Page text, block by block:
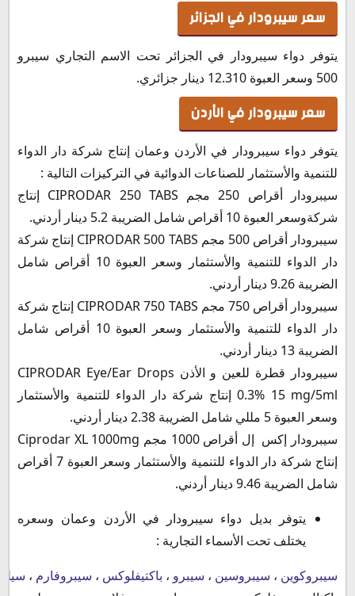
سعر سيبرودار في الجزائر
يتوفر دواء سيبرودار في الجزائر تحت الاسم التجاري سيبرو
500 وسعر العبوة 12.310 دينار جزائري.
سعر سيبرودار في الأردن
يتوفر دواء سيبرودار في الأردن وعمان إنتاج شركة دار الدواء
للتنمية والأستثمار للصناعات الدوائية في التركيزات التالية :
سيبرودار أقراص 250 مجم CIPRODAR 250 TABS إنتاج
شركةوسعر العبوة 10 أقراص شامل الضريبة 5.2 دينار أردني.
سيبرودار أقراص 500 مجم CIPRODAR 500 TABS إنتاج شركة
دار الدواء للتنمية والأستثمار وسعر العبوة 10 أقراص شامل
الضريبة 9.26 دينار أردني.
سيبرودار أقراص 750 مجم CIPRODAR 750 TABS إنتاج شركة
دار الدواء للتنمية والأستثمار وسعر العبوة 10 أقراص شامل
الضريبة 13 دينار أردني.
سيبرودار قطرة للعين و الأذن CIPRODAR Eye/Ear Drops
0.3% 15 mg/5ml إنتاج شركة دار الدواء للتنمية والأستثمار
وسعر العبوة 5 مللي شامل الضريبة 2.38 دينار أردني.
سيبرودار إكس إل أقراص 1000 مجم Ciprodar XL 1000mg
إنتاج شركة دار الدواء للتنمية والأستثمار وسعر العبوة 7 أقراص
شامل الضريبة 9.46 دينار أردني.
يتوفر بديل دواء سيبرودار في الأردن وعمان وسعره
يختلف تحت الأسماء التجارية :
سيبروكوين ، سيبروسين ، سيبرو ، باكتيفلوكس ، سيبروفارم ،